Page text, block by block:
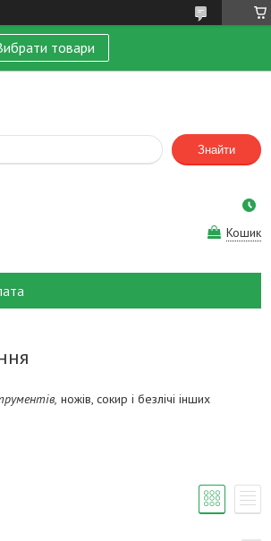
товари
Знайти
Кошик
ножів, сокир і безлічі інших